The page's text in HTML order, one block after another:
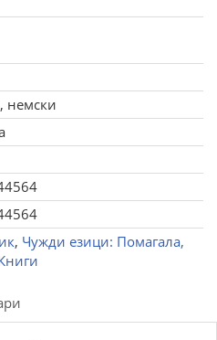
немски
, Чужди езици: Помагала,